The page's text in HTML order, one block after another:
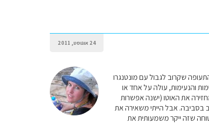
24 אוגוסט, 2011
שקרוב לגבול עם מונטנגרו
והנעימות, עולה על אחד או
את האוטו (ישנה אפשרות
כוכב בסביבה. אבל הייתי משאירה את
שזה ייקר משמעותית את